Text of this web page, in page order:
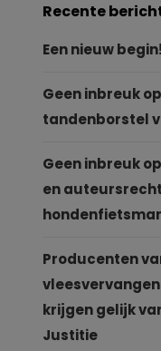
Recente
Een nieuw begin!
Geen inbreuk
tandenborstel
Geen inbreuk
en
Producenten
krijgen gelijk
Justitie